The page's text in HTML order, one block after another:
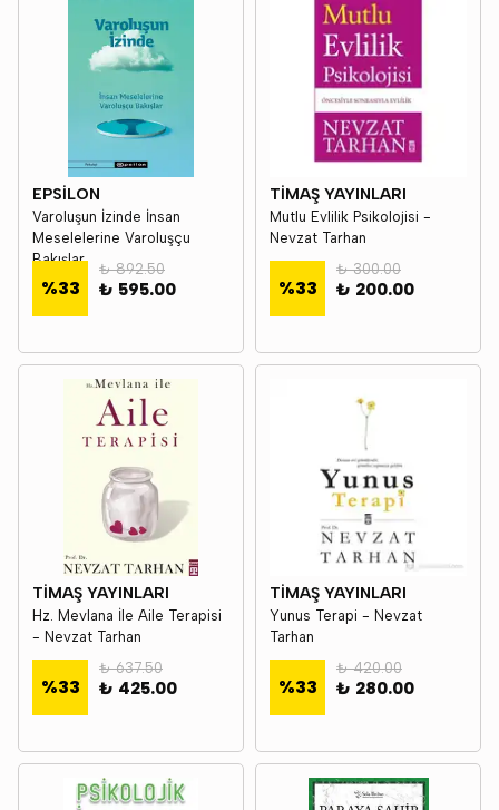
EPSİLON
Varoluşun İzinde İnsan
Meselelerine Varoluşçu
Bakışlar
%33
₺ 892.50
₺ 595.00
TİMAŞ YAYINLARI
Mutlu Evlilik Psikolojisi -
Nevzat Tarhan
%33
₺ 300.00
₺ 200.00
TİMAŞ YAYINLARI
Hz. Mevlana İle Aile Terapisi
- Nevzat Tarhan
%33
₺ 637.50
₺ 425.00
TİMAŞ YAYINLARI
Yunus Terapi - Nevzat
Tarhan
%33
₺ 420.00
₺ 280.00